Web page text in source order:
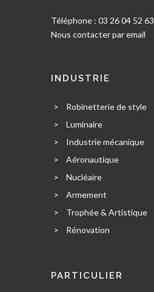
Téléphone : 03 26 04 52 63
Nous contacter par email
INDUSTRIE
>
Robinetterie de style
>
Luminaire
>
Industrie mécanique
>
Aéronautique
>
Nucléaire
>
Armement
>
Trophée & Artistique
>
Rénovation
PARTICULIER